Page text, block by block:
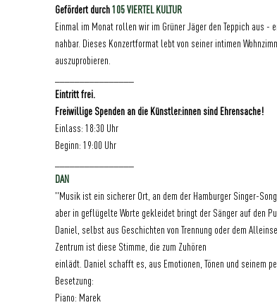
Gefördert durch 105 VIERTEL KULTUR
Einmal im Monat rollen wir im Grüner Jäger den Teppich aus
nahbar. Dieses Konzertformat lebt von seiner intimen
auszuprobieren.
Eintritt frei.
Freiwillige Spenden an die Künstler:innen sind Ehrensache!
Einlass: 18:30 Uhr
Beginn: 19:00 Uhr
DAN
"Musik ist ein sicherer Ort, an dem der Hamburger Singer-
aber in geflügelte Worte gekleidet bringt der Sänger auf den
Daniel, selbst aus Geschichten von Trennung oder dem
Zentrum ist diese Stimme, die zum Zuhören
einlädt. Daniel schafft es, aus Emotionen, Tönen und seinem
Besetzung:
Piano: Marek